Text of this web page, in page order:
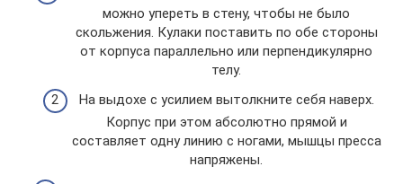
можно упереть в стену, чтобы не было
скольжения. Кулаки поставить по обе стороны
от корпуса параллельно или перпендикулярно
телу.
На выдохе с усилием вытолкните себя наверх.
Корпус при этом абсолютно прямой и
составляет одну линию с ногами, мышцы пресса
напряжены.